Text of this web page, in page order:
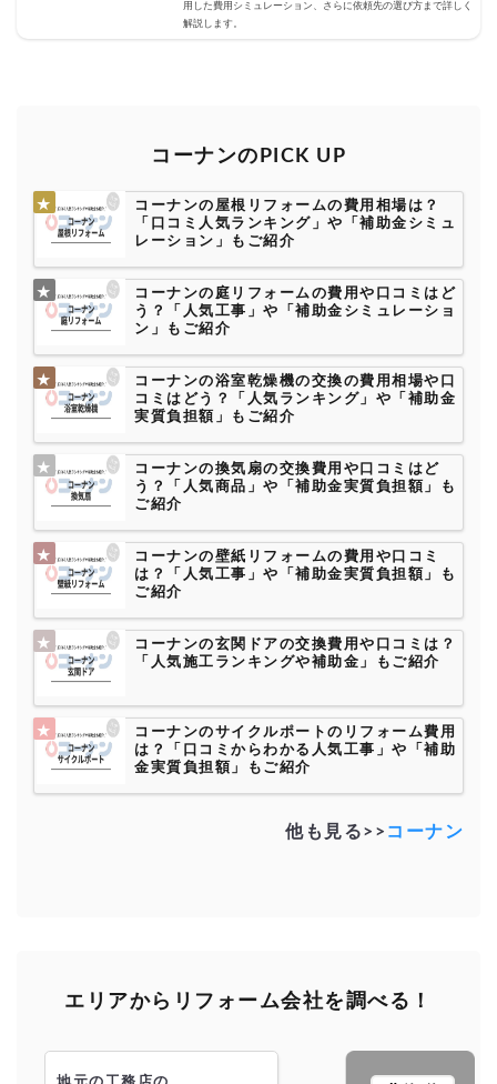
用した費用シミュレーション、さらに依頼先の選び方まで詳しく
解説します。
コーナンのPICK UP
コーナンの屋根リフォームの費用相場は？
「口コミ人気ランキング」や「補助金シミュ
レーション」もご紹介
コーナンの庭リフォームの費用や口コミはど
う？「人気工事」や「補助金シミュレーショ
ン」もご紹介
コーナンの浴室乾燥機の交換の費用相場や口
コミはどう？「人気ランキング」や「補助金
実質負担額」もご紹介
コーナンの換気扇の交換費用や口コミはど
う？「人気商品」や「補助金実質負担額」も
ご紹介
コーナンの壁紙リフォームの費用や口コミ
は？「人気工事」や「補助金実質負担額」も
ご紹介
コーナンの玄関ドアの交換費用や口コミは？
「人気施工ランキングや補助金」もご紹介
コーナンのサイクルポートのリフォーム費用
は？「口コミからわかる人気工事」や「補助
金実質負担額」もご紹介
他も見る>> コーナン
エリアからリフォーム会社を調べる！